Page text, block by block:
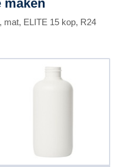
maken
mat, ELITE 15 kop, R24